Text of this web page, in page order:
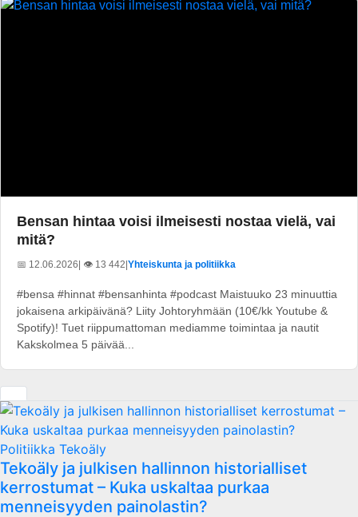
Bensan hintaa voisi ilmeisesti nostaa vielä, vai
mitä?
📅 12.06.2026| 👁️ 13 442|Yhteiskunta ja politiikka
#bensa #hinnat #bensanhinta #podcast Maistuuko 23 minuuttia
jokaisena arkipäivänä? Liity Johtoryhmään (10€/kk Youtube &
Spotify)! Tuet riippumattoman mediamme toimintaa ja nautit
Kakskolmea 5 päivää...
Politiikka Tekoäly
Tekoäly ja julkisen hallinnon historialliset
kerrostumat – Kuka uskaltaa purkaa
menneisyyden painolastin?